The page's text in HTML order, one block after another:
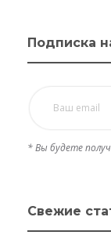
Подписка
* Вы будете
Свежие